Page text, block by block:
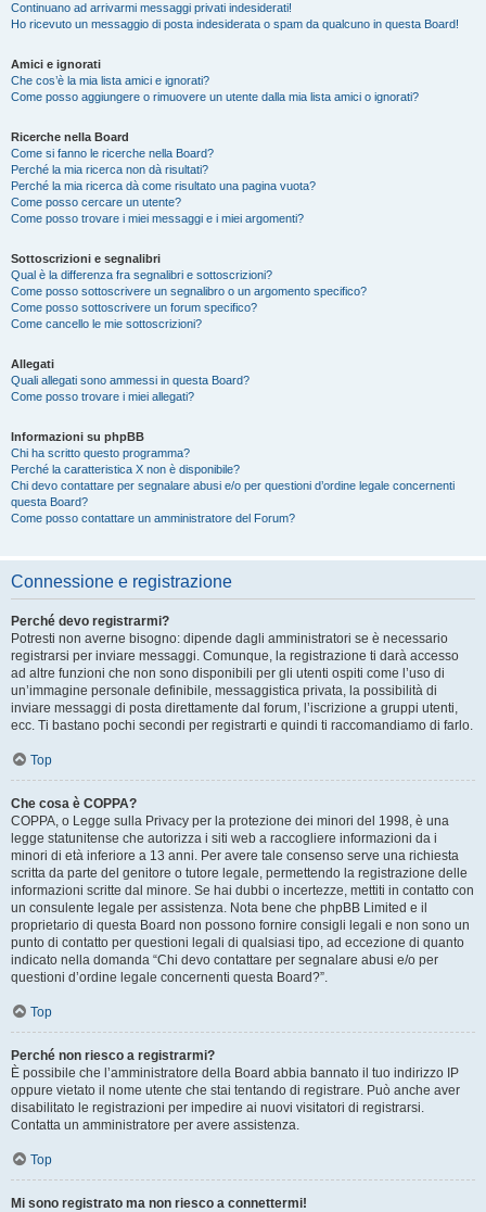
Continuano ad arrivarmi messaggi privati indesiderati!
Ho ricevuto un messaggio di posta indesiderata o spam da qualcuno in questa Board!
Amici e ignorati
Che cos’è la mia lista amici e ignorati?
Come posso aggiungere o rimuovere un utente dalla mia lista amici o ignorati?
Ricerche nella Board
Come si fanno le ricerche nella Board?
Perché la mia ricerca non dà risultati?
Perché la mia ricerca dà come risultato una pagina vuota?
Come posso cercare un utente?
Come posso trovare i miei messaggi e i miei argomenti?
Sottoscrizioni e segnalibri
Qual è la differenza fra segnalibri e sottoscrizioni?
Come posso sottoscrivere un segnalibro o un argomento specifico?
Come posso sottoscrivere un forum specifico?
Come cancello le mie sottoscrizioni?
Allegati
Quali allegati sono ammessi in questa Board?
Come posso trovare i miei allegati?
Informazioni su phpBB
Chi ha scritto questo programma?
Perché la caratteristica X non è disponibile?
Chi devo contattare per segnalare abusi e/o per questioni d’ordine legale concernenti
questa Board?
Come posso contattare un amministratore del Forum?
Connessione e registrazione
Perché devo registrarmi?
Potresti non averne bisogno: dipende dagli amministratori se è necessario
registrarsi per inviare messaggi. Comunque, la registrazione ti darà accesso
ad altre funzioni che non sono disponibili per gli utenti ospiti come l’uso di
un’immagine personale definibile, messaggistica privata, la possibilità di
inviare messaggi di posta direttamente dal forum, l’iscrizione a gruppi utenti,
ecc. Ti bastano pochi secondi per registrarti e quindi ti raccomandiamo di farlo.
Top
Che cosa è COPPA?
COPPA, o Legge sulla Privacy per la protezione dei minori del 1998, è una
legge statunitense che autorizza i siti web a raccogliere informazioni da i
minori di età inferiore a 13 anni. Per avere tale consenso serve una richiesta
scritta da parte del genitore o tutore legale, permettendo la registrazione delle
informazioni scritte dal minore. Se hai dubbi o incertezze, mettiti in contatto con
un consulente legale per assistenza. Nota bene che phpBB Limited e il
proprietario di questa Board non possono fornire consigli legali e non sono un
punto di contatto per questioni legali di qualsiasi tipo, ad eccezione di quanto
indicato nella domanda “Chi devo contattare per segnalare abusi e/o per
questioni d’ordine legale concernenti questa Board?”.
Top
Perché non riesco a registrarmi?
È possibile che l’amministratore della Board abbia bannato il tuo indirizzo IP
oppure vietato il nome utente che stai tentando di registrare. Può anche aver
disabilitato le registrazioni per impedire ai nuovi visitatori di registrarsi.
Contatta un amministratore per avere assistenza.
Top
Mi sono registrato ma non riesco a connettermi!